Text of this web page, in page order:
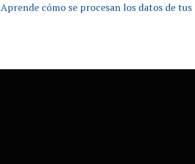
Aprende cómo se procesan los datos de tus